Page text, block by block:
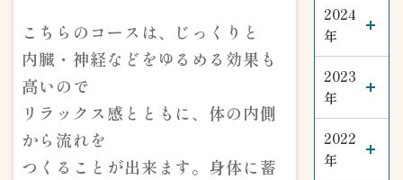
こちらのコースは、じっくりと
内臓・神経などをゆるめる効果も
高いので
リラックス感とともに、体の内側
から流れを
つくることが出来ます。身体に蓄
2024
年
2023
年
2022
年